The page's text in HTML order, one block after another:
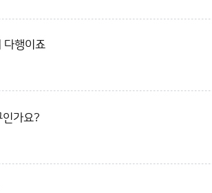
다행이죠
가요?